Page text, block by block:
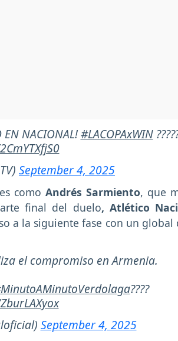
EN NACIONAL!#LACOPAxWIN
September 4, 2025
como Andrés Sarmiento, que
final del duelo, Atlético
a la siguiente fase con un global
el compromiso en Armenia.
????
September 4, 2025